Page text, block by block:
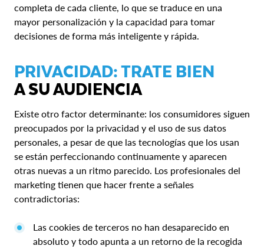
completa de cada cliente, lo que se traduce en una
mayor personalización y la capacidad para tomar
decisiones de forma más inteligente y rápida.
PRIVACIDAD: TRATE BIEN
A SU AUDIENCIA
Existe otro factor determinante: los consumidores siguen
preocupados por la privacidad y el uso de sus datos
personales, a pesar de que las tecnologías que los usan
se están perfeccionando continuamente y aparecen
otras nuevas a un ritmo parecido. Los profesionales del
marketing tienen que hacer frente a señales
contradictorias:
Las cookies de terceros no han desaparecido en
absoluto y todo apunta a un retorno de la recogida